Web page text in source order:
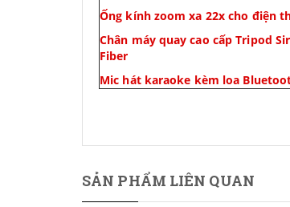
Ống kính zoom xa 22x cho điện
Chân máy quay cao cấp Tripod
Fiber
Mic hát karaoke kèm loa
SẢN PHẨM LIÊN QUAN